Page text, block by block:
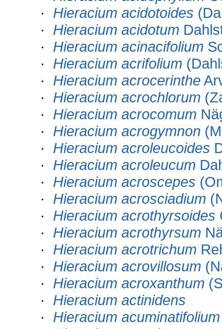
· Hieracium acidotoides
· Hieracium acidotum
· Hieracium acinacifolium
· Hieracium acrifolium
· Hieracium acrocerinthe
· Hieracium acrochlorum
· Hieracium acrocomum
· Hieracium acrogymnon
· Hieracium acroleucoides
· Hieracium acroleucum
· Hieracium acroscepes
· Hieracium acrosciadium
· Hieracium acrothyrsoides
· Hieracium acrothyrsum
· Hieracium acrotrichum
· Hieracium acrovillosum
· Hieracium acroxanthum
· Hieracium actinidens
· Hieracium acuminatifolium